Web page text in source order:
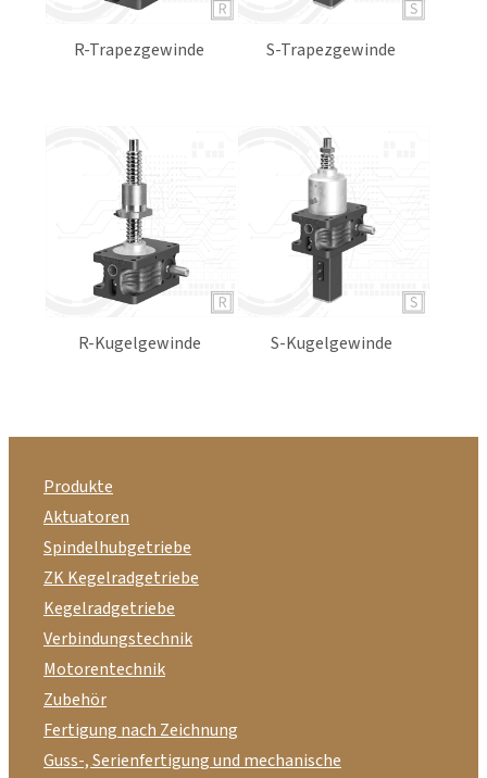
Trapez- oder Kugelgewindetriebe
S-Spindel | stehend
Das Schneckenrad beinhaltet ein Muttergewinde und
R-Trapezgewinde S-Trapezgewinde
R-Kugelgewinde S-Kugelgewinde
Produkte
Aktuatoren
Spindelhubgetriebe
ZK Kegelradgetriebe
Kegelradgetriebe
Verbindungstechnik
Motorentechnik
Zubehör
Fertigung nach Zeichnung
Guss-, Serienfertigung und mechanische